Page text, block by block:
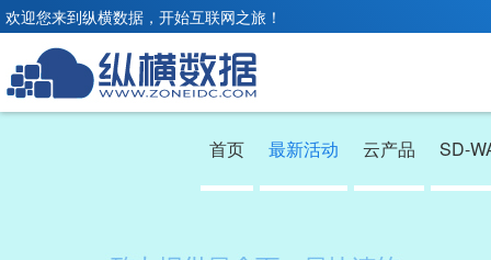
欢迎您来到纵横数据，开始互联网之旅！
首页 最新活动 云产品 SD-